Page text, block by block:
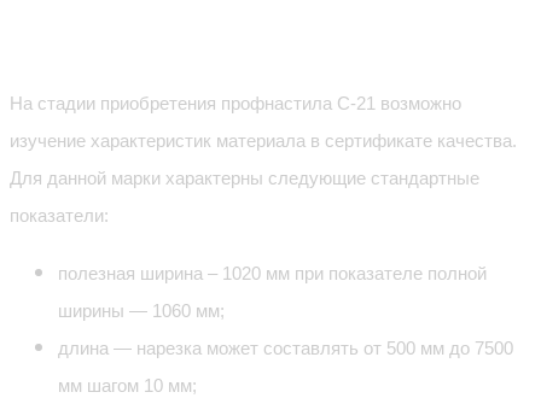
На стадии приобретения профнастила С-21 возможно
изучение характеристик материала в сертификате качества.
Для данной марки характерны следующие стандартные
показатели:
полезная ширина – 1020 мм при показателе полной
ширины — 1060 мм;
длина — нарезка может составлять от 500 мм до 7500
мм шагом 10 мм;